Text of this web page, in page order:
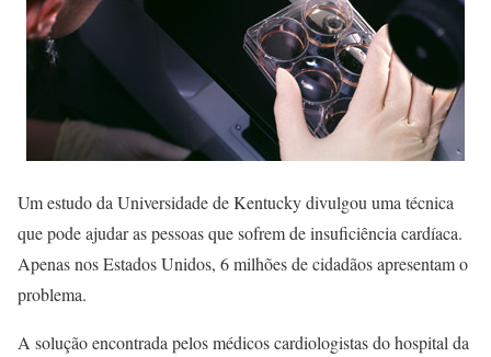
Um estudo da Universidade de Kentucky divulgou uma técnica
que pode ajudar as pessoas que sofrem de insuficiência cardíaca.
Apenas nos Estados Unidos, 6 milhões de cidadãos apresentam o
problema.
A solução encontrada pelos médicos cardiologistas do hospital da